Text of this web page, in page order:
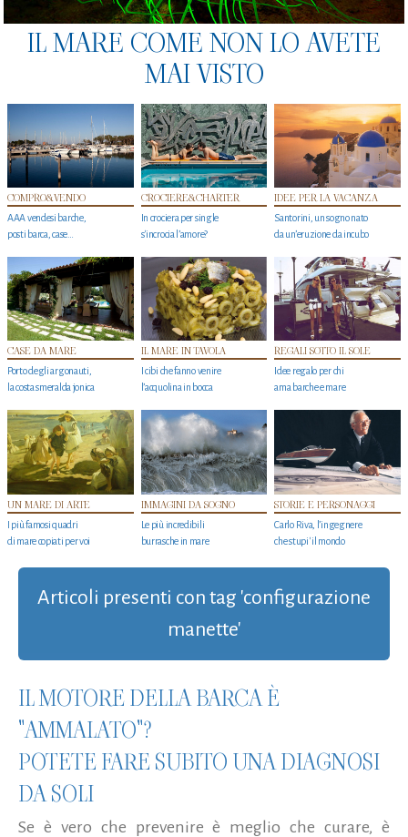
IL MARE COME NON LO AVETE
MAI VISTO
COMPRO&VENDO
AAA vendesi barche,
posti barca, case…
CROCIERE&CHARTER
In crociera per single
s'incrocia l’amore?
IDEE PER LA VACANZA
Santorini, un sogno nato
da un’eruzione da incubo
CASE DA MARE
Porto degli argonauti,
la costa smeralda jonica
IL MARE IN TAVOLA
I cibi che fanno venire
l’acquolina in bocca
REGALI SOTTO IL SOLE
Idee regalo per chi
ama barche e mare
UN MARE DI ARTE
I più famosi quadri
di mare copiati per voi
IMMAGINI DA SOGNO
Le più incredibili
burrasche in mare
STORIE E PERSONAGGI
Carlo Riva, l’ingegnere
che stupi' il mondo
Articoli presenti con tag 'configurazione
manette'
IL MOTORE DELLA BARCA È
"AMMALATO"?
POTETE FARE SUBITO UNA DIAGNOSI
DA SOLI
Se è vero che prevenire è meglio che curare, è